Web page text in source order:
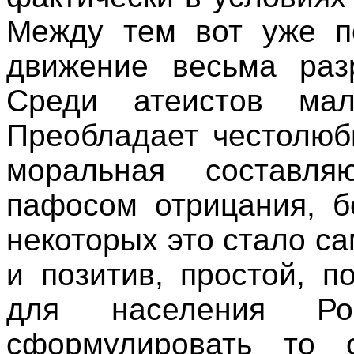
Между тем вот уже
движение весьма
Среди атеистов
Преобладает
моральная
пафосом отрицания,
некоторых это стало
и позитив, простой,
для населения
сформулировать